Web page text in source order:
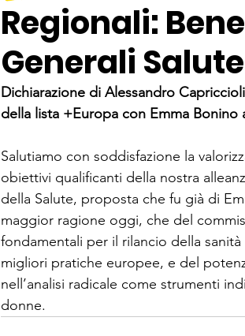
Regionali:
Generali
Dichiarazione di Alessandro
della lista +Europa con Emma Bonino
Salutiamo con soddisfazione la
obiettivi qualificanti della nostra
della Salute, proposta che fu già di
maggior ragione oggi, che del
fondamentali per il rilancio della
migliori pratiche europee, e del
nell’analisi radicale come strumenti
donne.